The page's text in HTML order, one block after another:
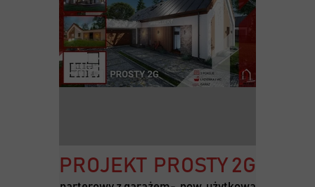
PROJEKT PROSTY 2G